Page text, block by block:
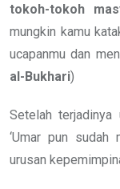
tokoh-tokoh
mungkin kamu
ucapanmu dan
al-Bukhari)
Setelah terjadinya
‘Umar pun sudah
urusan